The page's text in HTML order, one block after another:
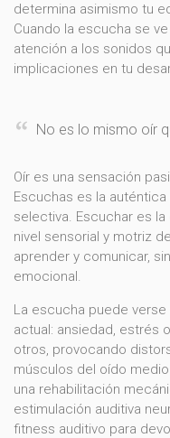
determina asimismo tu
Cuando la escucha se
atención a los sonidos
implicaciones en tu
No es lo mismo oír
Oír es una sensación
Escuchas es la
selectiva. Escuchar es
nivel sensorial y motriz
aprender y comunicar,
emocional.
La escucha puede
actual: ansiedad, estrés
otros, provocando
músculos del oído
una rehabilitación
estimulación auditiva
fitness auditivo para